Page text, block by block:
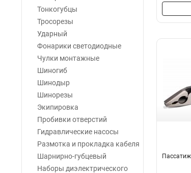
Тонкогубцы
Тросорезы
Ударный
Фонарики светодиодные
Чулки монтажные
Шиногиб
Шинодыр
Шинорезы
Экипировка
Пробивки отверстий
Гидравлические насосы
Размотка и прокладка кабеля
Шарнирно-губцевый
Наборы диэлектрического